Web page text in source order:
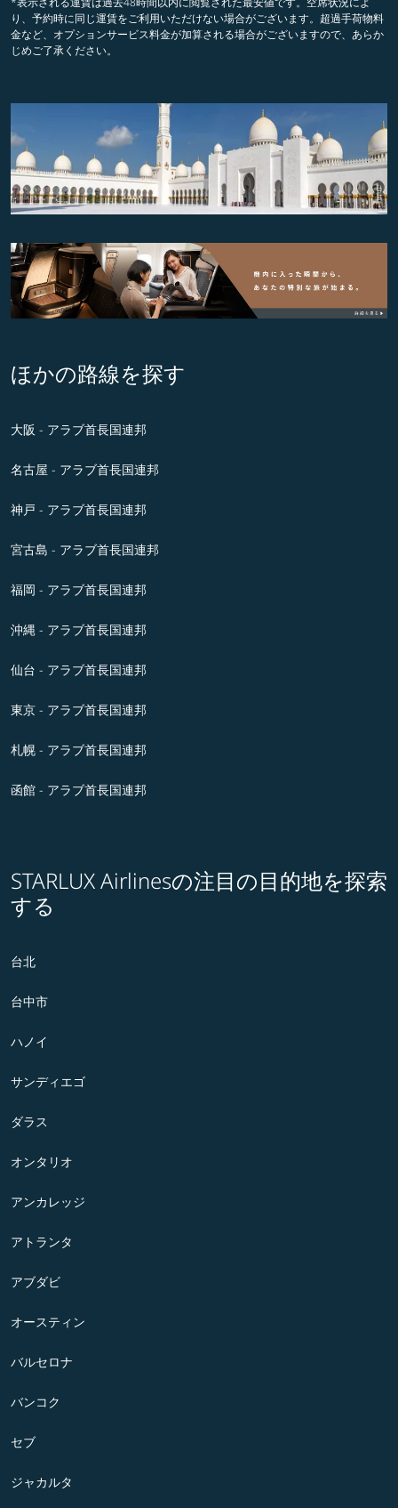
り、予約時に同じ運賃をご利用いただけない場合がございます。超過手荷物料
金など、オプションサービス料金が加算される場合がございますので、あらか
じめご了承ください。
ほかの路線を探す
大阪 - アラブ首長国連邦
名古屋 - アラブ首長国連邦
神戸 - アラブ首長国連邦
宮古島 - アラブ首長国連邦
福岡 - アラブ首長国連邦
沖縄 - アラブ首長国連邦
仙台 - アラブ首長国連邦
東京 - アラブ首長国連邦
札幌 - アラブ首長国連邦
函館 - アラブ首長国連邦
STARLUX Airlinesの注目の目的地を探索
する
台北
台中市
ハノイ
サンディエゴ
ダラス
オンタリオ
アンカレッジ
アトランタ
アブダビ
オースティン
バルセロナ
バンコク
セブ
ジャカルタ